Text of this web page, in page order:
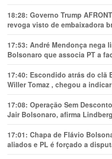
18:28: Governo Trump
revoga visto de embaixadora
17:53: André Mendonça nega
Bolsonaro que associa PT a
17:40: Escondido atrás do clã
Willer Tomaz , chegou a
17:08: Operação Sem
Jair Bolsonaro, afirma
17:01: Chapa de Flávio
aliados e PL é forçado a